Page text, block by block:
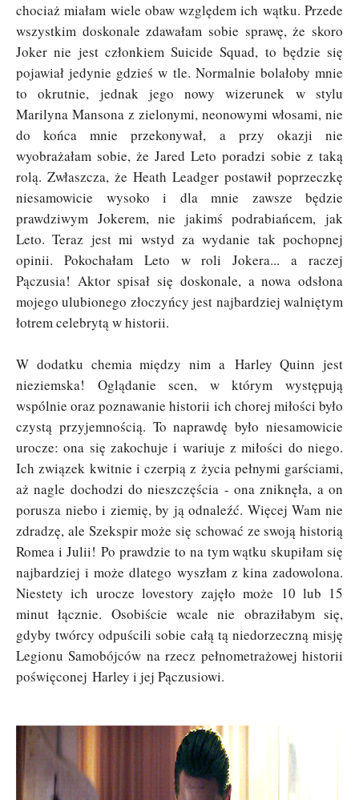
chociaż miałam wiele obaw względem ich wątku. Przede
wszystkim doskonale zdawałam sobie sprawę, że skoro
Joker nie jest członkiem Suicide Squad, to będzie się
pojawiał jedynie gdzieś w tle. Normalnie bolałoby mnie
to okrutnie, jednak jego nowy wizerunek w stylu
Marilyna Mansona z zielonymi, neonowymi włosami, nie
do końca mnie przekonywał, a przy okazji nie
wyobrażałam sobie, że Jared Leto poradzi sobie z taką
rolą. Zwłaszcza, że Heath Leadger postawił poprzeczkę
niesamowicie wysoko i dla mnie zawsze będzie
prawdziwym Jokerem, nie jakimś podrabiańcem, jak
Leto. Teraz jest mi wstyd za wydanie tak pochopnej
opinii. Pokochałam Leto w roli Jokera... a raczej
Pączusia! Aktor spisał się doskonale, a nowa odsłona
mojego ulubionego złoczyńcy jest najbardziej walniętym
łotrem celebrytą w historii.
W dodatku chemia między nim a Harley Quinn jest
nieziemska! Oglądanie scen, w którym występują
wspólnie oraz poznawanie historii ich chorej miłości było
czystą przyjemnością. To naprawdę było niesamowicie
urocze: ona się zakochuje i wariuje z miłości do niego.
Ich związek kwitnie i czerpią z życia pełnymi garściami,
aż nagle dochodzi do nieszczęścia - ona zniknęła, a on
porusza niebo i ziemię, by ją odnaleźć. Więcej Wam nie
zdradzę, ale Szekspir może się schować ze swoją historią
Romea i Julii!Po prawdzie to na tym wątku skupiłam się
najbardziej i może dlatego wyszłam z kina zadowolona.
Niestety ich urocze lovestory zajęło może 10 lub 15
minut łącznie. Osobiście wcale nie obraziłabym się,
gdyby twórcy odpuścili sobie całą tą niedorzeczną misję
Legionu Samobójców na rzecz pełnometrażowej historii
poświęconej Harley i jej Pączusiowi.